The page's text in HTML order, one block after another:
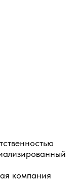
компания